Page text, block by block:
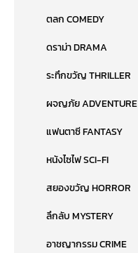
ตลก COMEDY
ดราม่า DRAMA
ระทึกขวัญ THRILLER
ผจญภัย ADVENTURE
แฟนตาซี FANTASY
หนังไซไฟ SCI-FI
สยองขวัญ HORROR
ลึกลับ MYSTERY
อาชญากรรม CRIME